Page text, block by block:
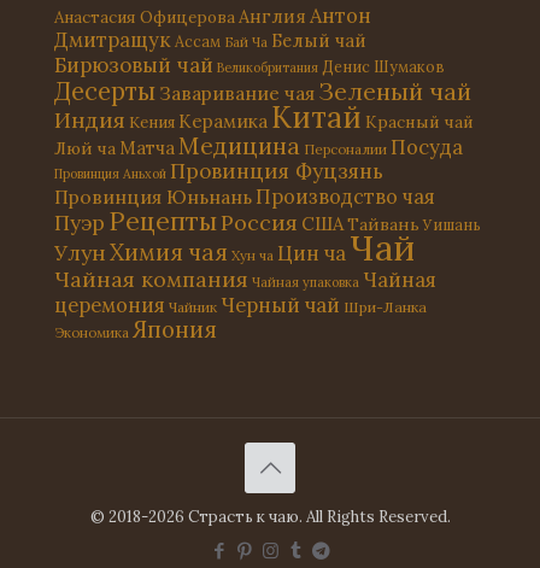
Анастасия Офицерова Англия Антон
Дмитращук Ассам Бай Ча Белый чай
Бирюзовый чай Великобритания Денис Шумаков
Десерты Заваривание чая Зеленый чай
Индия Кения Керамика Китай Красный чай
Люй ча Матча Медицина Персоналии Посуда
Провинция Аньхой Провинция Фуцзянь
Провинция Юньнань Производство чая
Пуэр РецептыРоссия СШАТайвань Уишань
УлунХимия чая Хун ча Цин чаЧай
Чайная компания Чайная упаковка Чайная
церемония Чайник Черный чай Шри-Ланка
Экономика Япония
© 2018-2026 Страсть к чаю. All Rights Reserved.